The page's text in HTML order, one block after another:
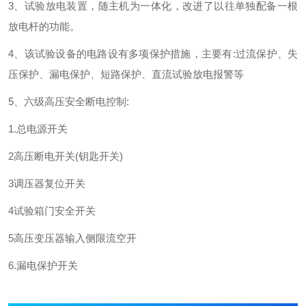
3、试验放电装置，随主机为一体化，改进了以往单独配备一根
放电杆的功能。
4、该试验设备的电路设有多项保护措施，主要有:过流保护、失
压保护、漏电保护、短路保护、直流试验放电报警等
5、六级高压安全断电控制:
1.总电源开关
2高压断电开关(钥匙开关)
3调压器复位开关
4试验箱门安全开关
5高压变压器输入侧限流空开
6.漏电保护开关